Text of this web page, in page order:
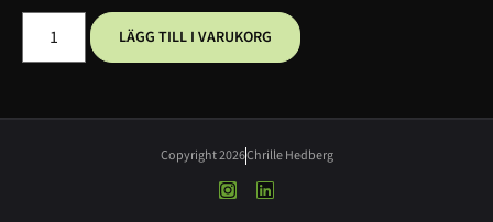
LÄGG TILL I VARUKORG
Copyright 2026Chrille Hedberg